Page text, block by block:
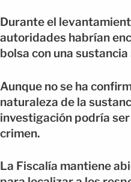
Durante el
autoridades habrían
bolsa con una
Aunque no se ha
naturaleza de la
investigación podría
crimen.
La Fiscalía mantiene